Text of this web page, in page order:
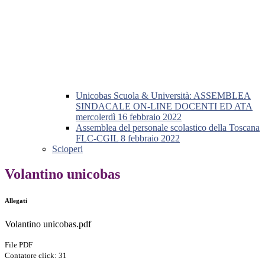
Unicobas Scuola & Università: ASSEMBLEA
SINDACALE ON-LINE DOCENTI ED ATA
mercolerdì 16 febbraio 2022
Assemblea del personale scolastico della Toscana
FLC-CGIL 8 febbraio 2022
Scioperi
Volantino unicobas
Allegati
Volantino unicobas.pdf
File PDF
Contatore click: 31